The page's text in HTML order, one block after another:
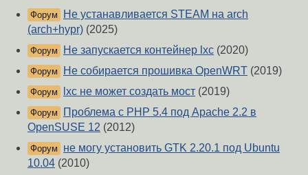
Форум
Не устанавливается STEAM на arch
(arch+hypr) (2025)
Форум Не запускается контейнер lxc (2020)
Форум Не собирается прошивка OpenWRT (2019)
Форум lxc не может создать мост (2019)
Форум
Проблема с PHP 5.4 под Apache 2.2 в
OpenSUSE 12 (2012)
Форум
не могу установить GTK 2.20.1 под Ubuntu
10.04 (2010)